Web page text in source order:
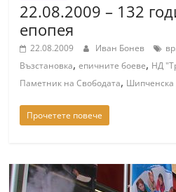
22.08.2009 – 132
епопея
22.08.2009 Иван Бонев
Възстановка,епичните боеве, НД
Паметник на Свободата, Шипченска
Прочетете повече